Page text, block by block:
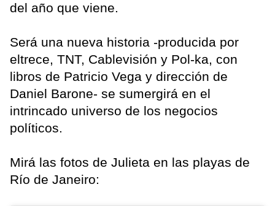
del año que viene.
Será una nueva historia -producida por
eltrece, TNT, Cablevisión y Pol-ka, con
libros de Patricio Vega y dirección de
Daniel Barone- se sumergirá en el
intrincado universo de los negocios
políticos.
Mirá las fotos de Julieta en las playas de
Río de Janeiro: